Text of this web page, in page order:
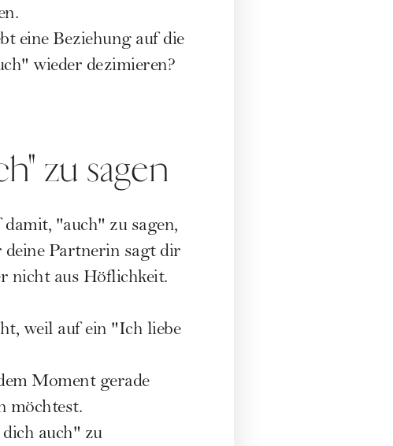
eine Beziehung auf die
wieder dezimieren?
zu sagen
"auch" zu sagen,
Partnerin sagt dir
nicht aus Höflichkeit.
weil auf ein "Ich liebe
Moment gerade
möchtest.
auch" zu